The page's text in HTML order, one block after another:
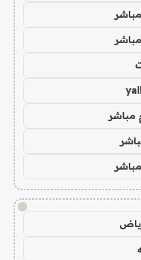
مباشر
!